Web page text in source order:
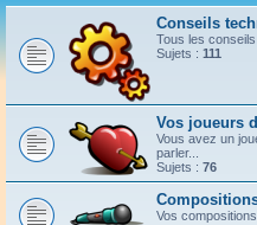
Conseils
Tous les
Sujets : 111
Vos joueurs
Vous avez un
parler...
Sujets : 76
Vos